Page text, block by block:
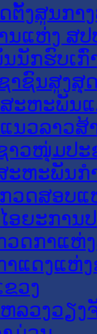
ຕັ້ງສູນກາ
ນແຫ່ງ ສປ
ນັກຮົບເກົ່
າຊົນສູງສຸ
ະຫະພັນ
ນວລາວສ້
າວໜຸ່ມປະ
ະຫະພັນກ
ວດສອບແ
ອຍະການ
ວດກາແຫ່
າແດງແຫ່
ວງ
ລວງວຽງ